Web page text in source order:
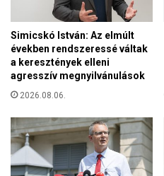
t
u
s
Simicskó István: Az elmúlt
években rendszeressé váltak
a keresztények elleni
agresszív megnyilvánulások
2026.08.06.